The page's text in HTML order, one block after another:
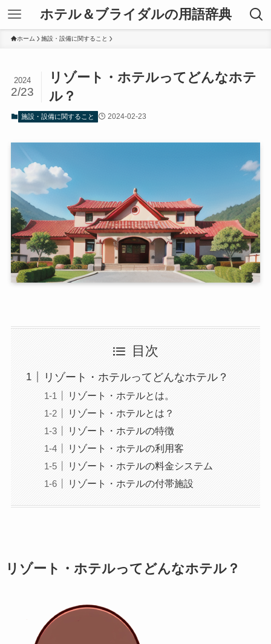
ホテル＆ブライダルの用語辞典
ホーム 施設・設備に関すること
リゾート・ホテルってどんなホテ
ル？
2024
2/23
施設・設備に関すること 2024-02-23
目次
リゾート・ホテルってどんなホテル？
リゾート・ホテルとは。
リゾート・ホテルとは？
リゾート・ホテルの特徴
リゾート・ホテルの利用客
リゾート・ホテルの料金システム
リゾート・ホテルの付帯施設
リゾート・ホテルってどんなホテル？